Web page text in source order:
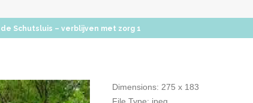
de Schutsluis – verblijven met zorg 1
Dimensions: 275 x 183